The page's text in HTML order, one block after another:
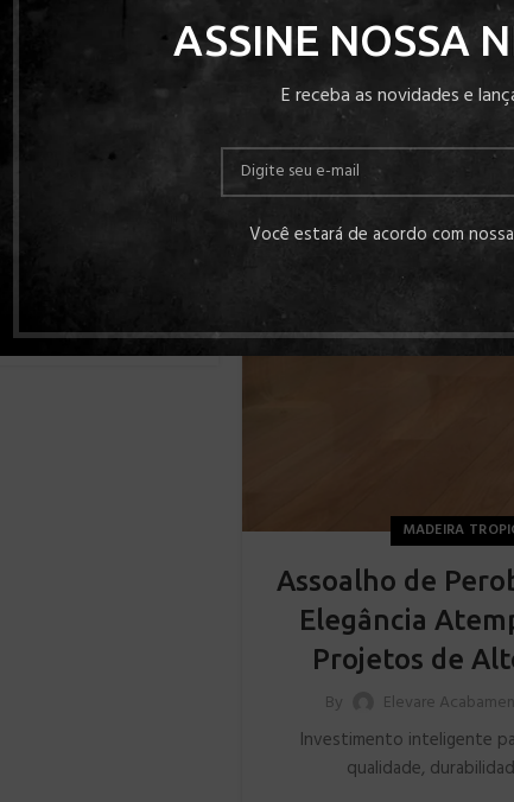
ASSINE NOSSA
E receba as novidades e
Você estará de acordo com nossa
CONTINUAR
TROPICAL
Resistência e
LENDO
26
MADEIRA
Assoalho de
Elegância
Projetos de
By Elevare
Investimento inteligente
qualidade,